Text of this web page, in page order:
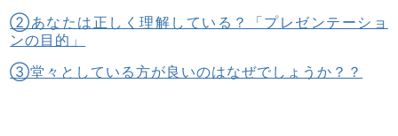
②あなたは正しく理解している？「プレゼンテーショ
ンの目的」
③堂々としている方が良いのはなぜでしょうか？？